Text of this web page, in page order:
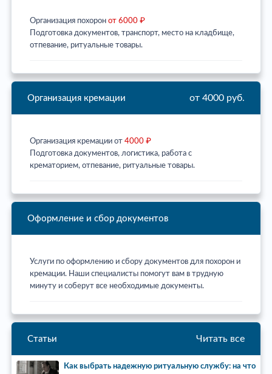
Организация похорон от 6000 ₽
Подготовка документов, транспорт, место на кладбище,
отпевание, ритуальные товары.
Организация кремации от 4000 руб.
Организация кремации от 4000 ₽
Подготовка документов, логистика, работа с
крематорием, отпевание, ритуальные товары.
Оформление и сбор документов
Услуги по оформлению и сбору документов для похорон и
кремации. Наши специалисты помогут вам в трудную
минуту и соберут все необходимые документы.
Статьи Читать все
Как выбрать надежную ритуальную службу: на что